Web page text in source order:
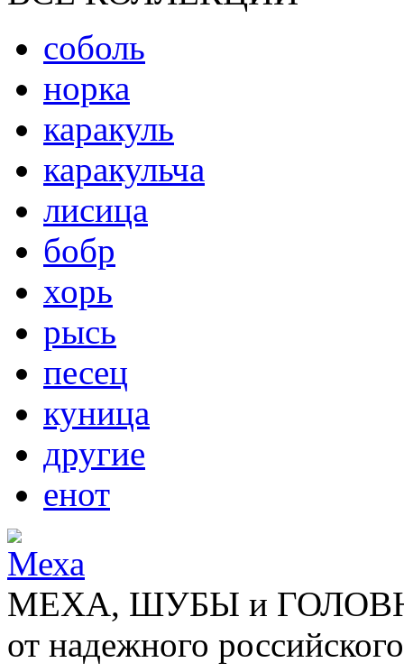
соболь
норка
каракуль
каракульча
лисица
бобр
хорь
рысь
песец
куница
другие
енот
МЕХА, ШУБЫ и
от надежного